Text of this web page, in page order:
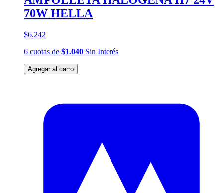
70W HELLA
$6.242
6 cuotas de $1.040 Sin Interés
Agregar al carro